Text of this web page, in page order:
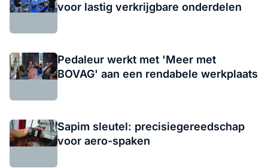
voor lastig verkrijgbare onderdelen
Pedaleur werkt met 'Meer met
BOVAG' aan een rendabele werkplaats
Sapim sleutel: precisiegereedschap
voor aero-spaken